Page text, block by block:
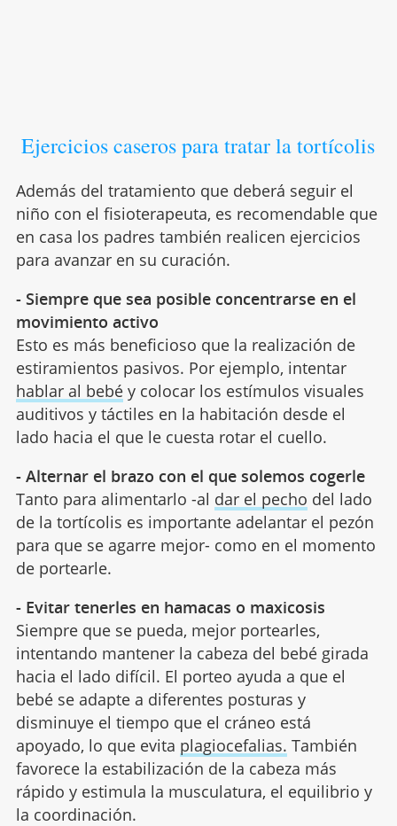
Ejercicios caseros para tratar la tortícolis
Además del tratamiento que deberá seguir el
niño con el fisioterapeuta, es recomendable que
en casa los padres también realicen ejercicios
para avanzar en su curación.
- Siempre que sea posible concentrarse en el
movimiento activo
Esto es más beneficioso que la realización de
estiramientos pasivos. Por ejemplo, intentar
hablar al bebéy colocar los estímulos visuales
auditivos y táctiles en la habitación desde el
lado hacia el que le cuesta rotar el cuello.
- Alternar el brazo con el que solemos cogerle
Tanto para alimentarlo -al dar el pecho del lado
de la tortícolis es importante adelantar el pezón
para que se agarre mejor- como en el momento
de portearle.
- Evitar tenerles en hamacas o maxicosis
Siempre que se pueda, mejor portearles,
intentando mantener la cabeza del bebé girada
hacia el lado difícil. El porteo ayuda a que el
bebé se adapte a diferentes posturas y
disminuye el tiempo que el cráneo está
apoyado, lo que evita plagiocefalias. También
favorece la estabilización de la cabeza más
rápido y estimula la musculatura, el equilibrio y
la coordinación.